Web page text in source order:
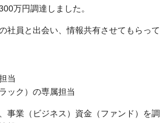
万円調達しました。
社員と出会い、情報共有させてもらって
当
ック）の専属担当
事業（ビジネス）資金（ファンド）を調